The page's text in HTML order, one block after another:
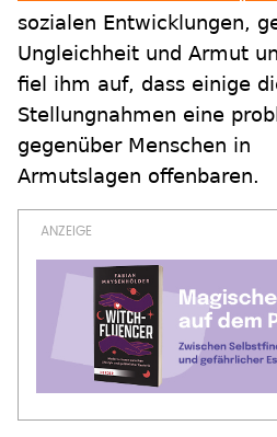
sozialen Entwicklungen,
Ungleichheit und Armut
fiel ihm auf, dass einige
Stellungnahmen eine
gegenüber Menschen in
Armutslagen offenbaren.